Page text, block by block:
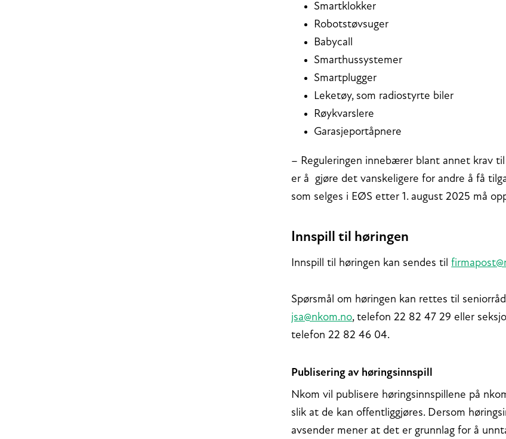
Smartklokker
Robotstøvsuger
Babycall
Smarthussystemer
Smartplugger
Leketøy, som radiostyrte biler
Røykvarslere
Garasjeportåpnere
– Reguleringen innebærer blant annet krav
er å gjøre det vanskeligere for andre å få
som selges i EØS etter 1. august 2025 må
Innspill til høringen
Innspill til høringen kan sendes til
Spørsmål om høringen kan rettes til
jsa@nkom.no, telefon 22 82 47 29 eller
telefon 22 82 46 04.
Publisering av høringsinnspill
Nkom vil publisere høringsinnspillene på
slik at de kan offentliggjøres. Dersom
avsender mener at det er grunnlag for å